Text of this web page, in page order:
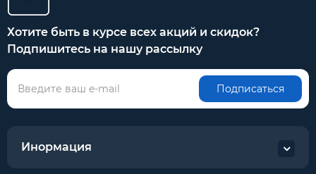
Хотите быть в курсе всех акций и скидок?
Подпишитесь на нашу рассылку
Подписаться
Инормация